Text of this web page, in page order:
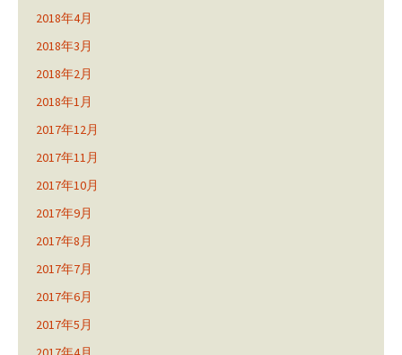
2018年4月
2018年3月
2018年2月
2018年1月
2017年12月
2017年11月
2017年10月
2017年9月
2017年8月
2017年7月
2017年6月
2017年5月